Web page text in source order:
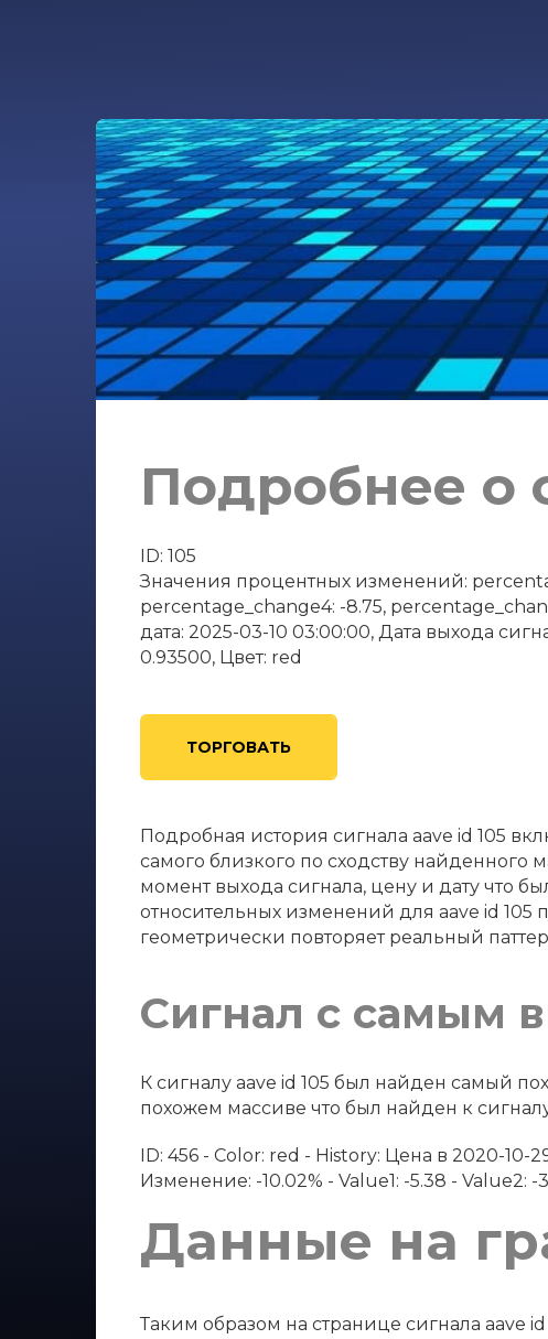
Подробнее о
ID: 105
Значения процентных изменений:
percentage_change4: -8.75,
дата: 2025-03-10 03:00:00, Дата выхода
0.93500, Цвет: red
ТОРГОВАТЬ
Подробная история сигнала aave id 105
самого близкого по сходству найденного
момент выхода сигнала, цену и дату что
относительных изменений для aave id
геометрически повторяет реальный
Сигнал с самым
К сигналу aave id 105 был найден самый
похожем массиве что был найден к сигналу
ID: 456 - Color: red - History: Цена в 2020-10-
Изменение: -10.02% - Value1: -5.38 - Value2: -
Данные на
Таким образом на странице сигнала aave